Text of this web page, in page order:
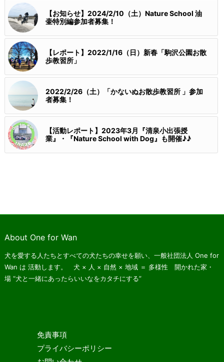
【お知らせ】2024/2/10（土）Nature School 油
壷特別編参加者募集！
【レポート】2022/1/16（日）新春「駒沢公園お散
歩教習所」
2022/2/26（土）「かないぬお散歩教習所 」参加
者募集！
【活動レポート】2023年3月『清泉小出張授
業』・『Nature School with Dog』も開催♪♪
About One for Wan
犬を愛する人たちとすべての犬たちの幸せを願い、一般社団法人 One for
Wan は 活動します。 犬 × 人 × 自然 × 地域 ＝ 多様性 開かれた家・
場“犬と一緒にあったらいいなをカタチにする”
免責事項
プライバシーポリシー